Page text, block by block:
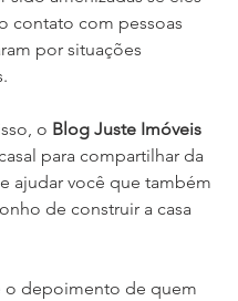
contato com pessoas
por situações
o Blog Juste Imóveis
para compartilhar da
ajudar você que também
de construir a casa
o depoimento de quem